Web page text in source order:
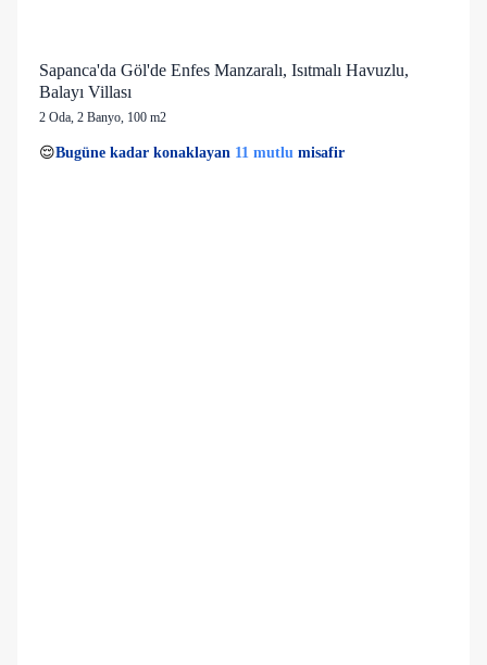
Sapanca'da Göl'de Enfes Manzaralı, Isıtmalı Havuzlu,
Balayı Villası
2 Oda, 2 Banyo, 100 m2
👀Son 1 saatte37 kişigörüntüledi